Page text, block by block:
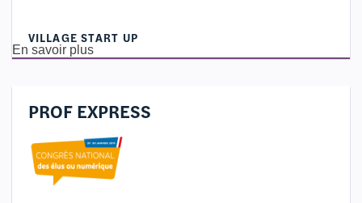
VILLAGE START UP
En savoir plus
PROF EXPRESS